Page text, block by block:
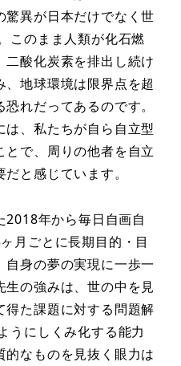
驚異が日本だけでなく世
このまま人類が化石燃
酸化炭素を排出し続け
地球環境は限界点を超
れだってあるのです。
は、私たちが自ら自立型
とで、周りの他者を自立
と感じています。
2018年から毎日自画自
月ごとに⻑期目的・目
身の夢の実現に一歩一
の強みは、世の中を見
た課題に対する問題解
うにしくみ化する能力
なものを見抜く眼力は